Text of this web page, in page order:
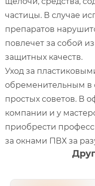
частицы. В случае
препаратов
повлечет за собой
защитных качеств.
Уход за
обременительным в
простых советов. В
компании и у
приобрести
за окнами ПВХ за